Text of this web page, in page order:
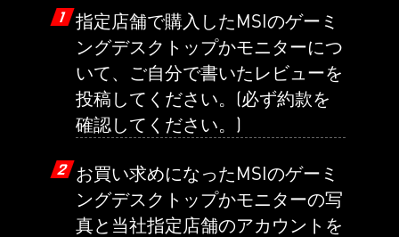
1 指定店舗で購入したMSIのゲーミ
ングデスクトップかモニターにつ
いて、ご自分で書いたレビューを
投稿してください。(必ず約款を
確認してください。)
2 お買い求めになったMSIのゲーミ
ングデスクトップかモニターの写
真と当社指定店舗のアカウントを